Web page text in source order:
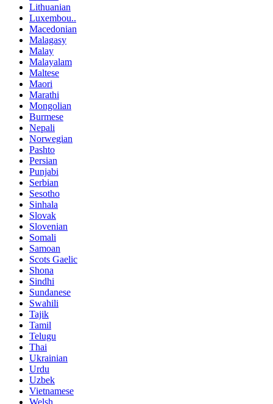
Lithuanian
Luxembou..
Macedonian
Malagasy
Malay
Malayalam
Maltese
Maori
Marathi
Mongolian
Burmese
Nepali
Norwegian
Pashto
Persian
Punjabi
Serbian
Sesotho
Sinhala
Slovak
Slovenian
Somali
Samoan
Scots Gaelic
Shona
Sindhi
Sundanese
Swahili
Tajik
Tamil
Telugu
Thai
Ukrainian
Urdu
Uzbek
Vietnamese
Welsh